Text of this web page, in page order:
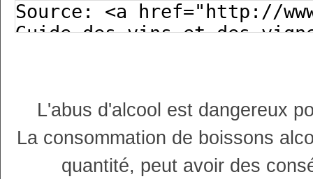
L'abus d'alcool est dangereux
La consommation de boissons
quantité, peut avoir des